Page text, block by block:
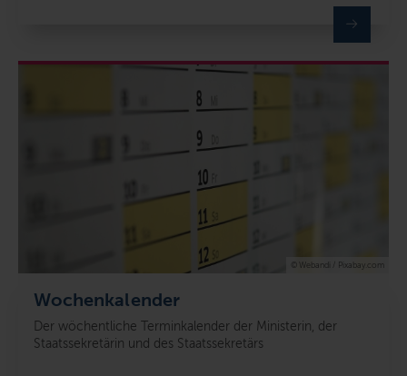
Wochenkalender
Der wöchentliche Terminkalender der Ministerin, der
Staatssekretärin und des Staatssekretärs
© Webandi / Pixabay.com